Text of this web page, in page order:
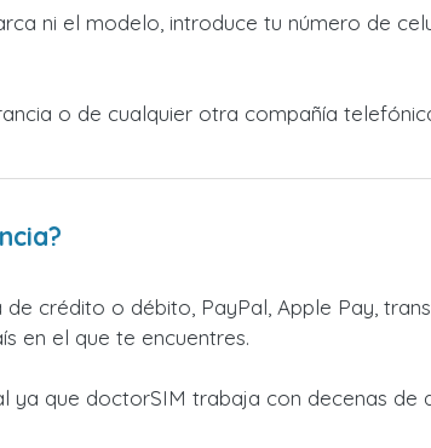
ni el modelo, introduce tu número de
o de cualquier otra compañía
crédito o débito, PayPal, Apple Pay,
en el que te encuentres.
que doctorSIM trabaja con decenas de